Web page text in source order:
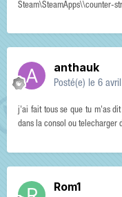
Steam\SteamApps\\counter-
anthauk
Posté(e) le 6
j'ai fait tous se que tu m'as
dans la consol ou telecharger
Rom1